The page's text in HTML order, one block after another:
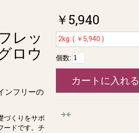
レッ
ロウ
ンフリーの
づくりをサポ
ードです。チ
￥5,940
個数:
カートに入れる